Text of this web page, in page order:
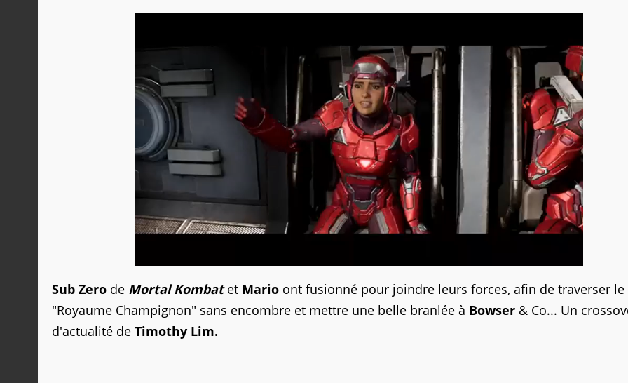
Sub Zero de Mortal Kombatet Mario ont fusionné pour joindre leurs forces, afin de traverser le
"Royaume Champignon" sans encombre et mettre une belle branlée à Bowser & Co... Un
d'actualité de Timothy Lim.